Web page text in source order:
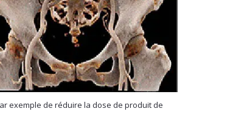
exemple de réduire la dose de produit de